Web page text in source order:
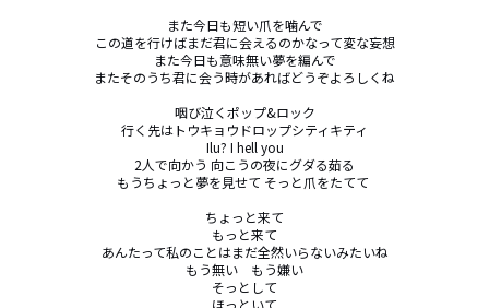
また今日も短い爪を噛んで
この道を行けばまだ君に会えるのかなって変な妄想
また今日も意味無い夢を編んで
またそのうち君に会う時があればどうぞよろしくね
咽び泣くポップ&ロック
行く先はトウキョウドロップシティキティ
Ilu? I hell you
2人で向かう 向こうの夜にグダる茹る
もうちょっと夢を見せて そっと爪をたてて
ちょっと来て
もっと来て
あんたって私のことはまだ全然いらないみたいね
もう無い　もう嫌い
そっとして
ほっといて